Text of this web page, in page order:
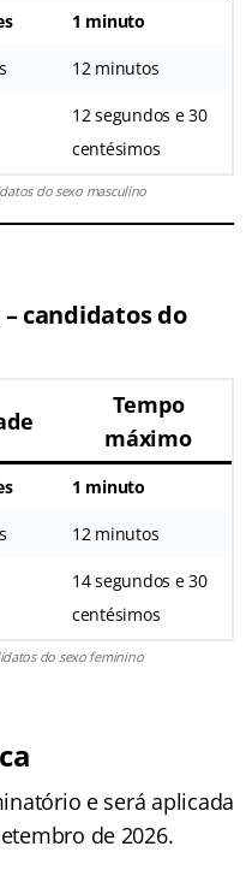
1 minuto
12 minutos
12 segundos e 30
centésimos
do sexo masculino
candidatos do
Tempo
máximo
1 minuto
12 minutos
14 segundos e 30
centésimos
do sexo feminino
e será aplicada
de 2026.